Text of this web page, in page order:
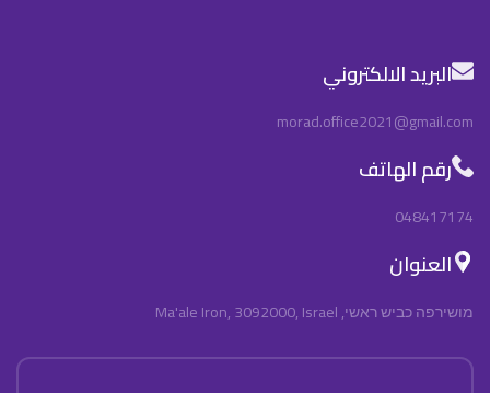
البريد الالكتروني
morad.office2021@gmail.com
رقم الهاتف
048417174
العنوان
מושירפה כביש ראשי, Ma'ale Iron, 3092000, Israel